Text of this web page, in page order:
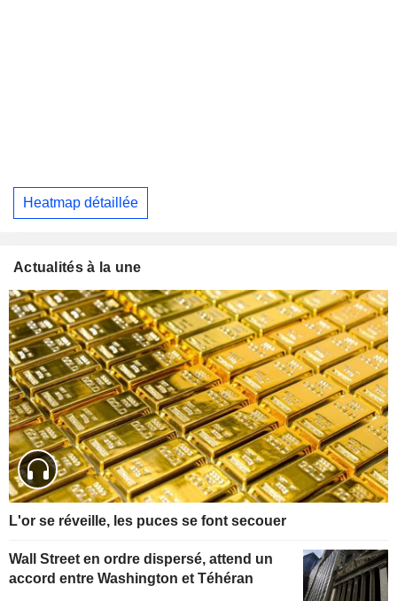
Heatmap détaillée
Actualités à la une
L'or se réveille, les puces se font secouer
Wall Street en ordre dispersé, attend un
accord entre Washington et Téhéran